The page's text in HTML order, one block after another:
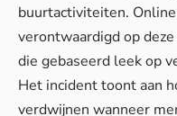
buurtactiviteiten.
verontwaardigd op deze
die gebaseerd leek op
Het incident toont aan
verdwijnen wanneer